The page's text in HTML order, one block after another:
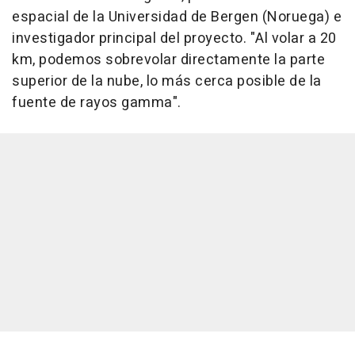
espacial de la Universidad de Bergen (Noruega) e
investigador principal del proyecto. "Al volar a 20
km, podemos sobrevolar directamente la parte
superior de la nube, lo más cerca posible de la
fuente de rayos gamma".